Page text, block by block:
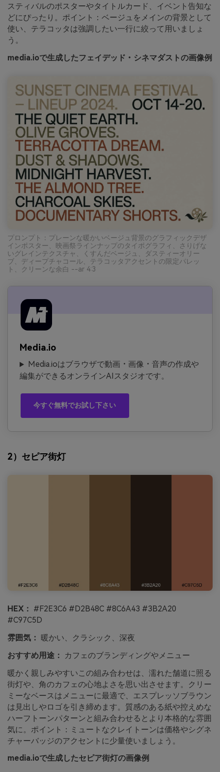
スティバルのポスターやタイトルカード、イベント告知な
どにぴったり。ポイント：ベージュをメインの背景として
使い、テラコッタは強調したい一行に絞って用いましょ
う。
media.ioで生成したフェイデッド・シネマダストの画像例
プロンプト：プレーンな暖かいベージュ背景のグラフィックデザ
インポスター、映画祭ラインナップのタイポグラフィ、さりげな
いグレインテクスチャ、くすんだベージュ、ダスティーオリー
ブ、ディープチャコール、テラコッタアクセントの限定パレッ
ト、クリーンな余白 --ar 4:3
Media.io
Media.ioはブラウザで動画・画像・音声の作成や
編集ができるオンラインAIスタジオです。
今すぐ無料でお試し下さい
2）セピア街灯
HEX： #F2E3C6 #D2B48C #8C6A43 #3B2A20
#C97C5D
雰囲気： 暖かい、クラシック、深夜
おすすめ用途：
カフェのブランディングやメニュー
暖かく親しみやすいこの組み合わせは、濡れた舗道に照る
街灯や、角のカフェの心地よさを思い出させます。クリー
ミーなベースはメニューに最適で、エスプレッソブラウン
は見出しやロゴを引き締めます。質感のある紙や控えめな
ハーフトーンパターンと組み合わせるとより本格的な雰囲
気に。ポイント：ミュートなクレイトーンは価格やシグネ
チャーバッジのアクセントに少量使いましょう。
media.ioで生成したセピア街灯の画像例